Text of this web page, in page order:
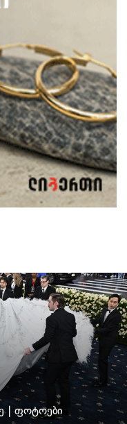
| ფოტოები